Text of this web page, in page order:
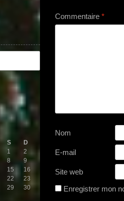
Commentaire *
Nom
E-mail
Site web
Enregistrer mon
S
D
1
2
8
9
15
16
22
23
29
30